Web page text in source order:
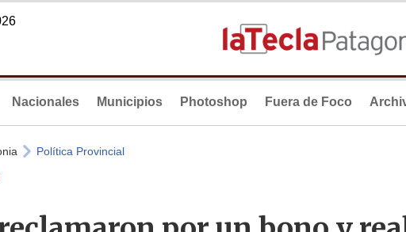
Nacionales Municipios Photoshop Fuera de Foco
Política Provincial